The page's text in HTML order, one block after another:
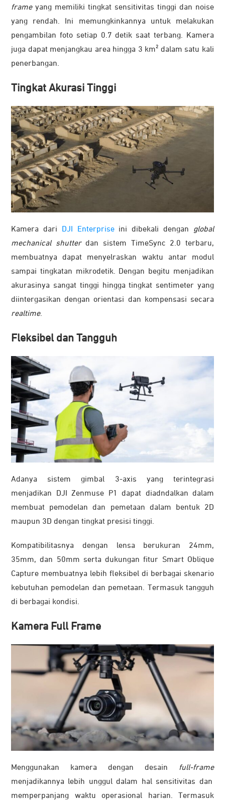
frameyang memiliki tingkat sensitivitas tinggi dan noise
yang rendah. Ini memungkinkannya untuk melakukan
pengambilan foto setiap 0.7 detik saat terbang. Kamera
juga dapat menjangkau area hingga 3 km² dalam satu kali
penerbangan.
Tingkat Akurasi Tinggi
Kamera dari DJI Enterpriseini dibekali dengan global
mechanical shutterdan sistem TimeSync 2.0 terbaru,
membuatnya dapat menyelraskan waktu antar modul
sampai tingkatan mikrodetik. Dengan begitu menjadikan
akurasinya sangat tinggi hingga tingkat sentimeter yang
diintergasikan dengan orientasi dan kompensasi secara
realtime.
Fleksibel dan Tangguh
Adanya sistem gimbal 3-axis yang terintegrasi
menjadikan DJI Zenmuse P1 dapat diadndalkan dalam
membuat pemodelan dan pemetaan dalam bentuk 2D
maupun 3D dengan tingkat presisi tinggi.
Kompatibilitasnya dengan lensa berukuran 24mm,
35mm, dan 50mm serta dukungan fitur Smart Oblique
Capture membuatnya lebih fleksibel di berbagai skenario
kebutuhan pemodelan dan pemetaan. Termasuk tangguh
di berbagai kondisi.
Kamera Full Frame
Menggunakan kamera dengan desain full-frame
menjadikannya lebih unggul dalam hal sensitivitas dan
memperpanjang waktu operasional harian. Termasuk